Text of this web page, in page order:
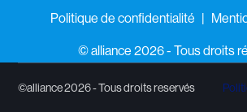
Politique de confidentialité
©️ alliance 2026 - Tous droits
©alliance 2026 - Tous droits reservés